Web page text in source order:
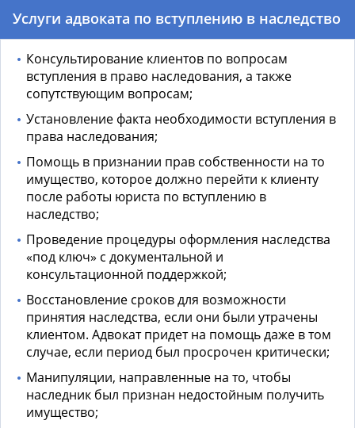
Услуги адвоката по вступлению в наследство
Консультирование клиентов по вопросам
вступления в право наследования, а также
сопутствующим вопросам;
Установление факта необходимости вступления в
права наследования;
Помощь в признании прав собственности на то
имущество, которое должно перейти к клиенту
после работы юриста по вступлению в
наследство;
Проведение процедуры оформления наследства
«под ключ» с документальной и
консультационной поддержкой;
Восстановление сроков для возможности
принятия наследства, если они были утрачены
клиентом. Адвокат придет на помощь даже в том
случае, если период был просрочен критически;
Манипуляции, направленные на то, чтобы
наследник был признан недостойным получить
имущество;